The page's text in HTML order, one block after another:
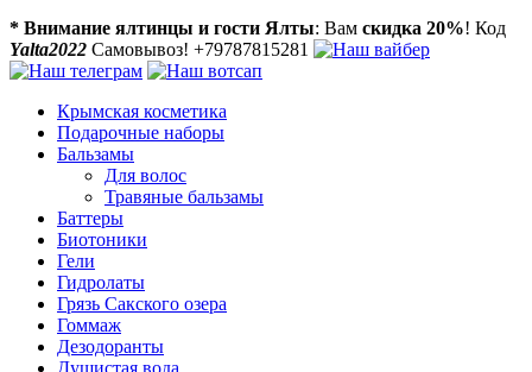
* Внимание ялтинцы и гости Ялты: Вам скидка 20%! Код
Yalta2022 Самовывоз! +79787815281
Крымская косметика
Подарочные наборы
Бальзамы
Для волос
Травяные бальзамы
Баттеры
Биотоники
Гели
Гидролаты
Грязь Сакского озера
Гоммаж
Дезодоранты